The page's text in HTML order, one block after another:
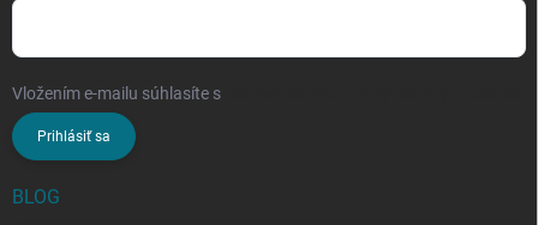
Vložením e-mailu súhlasíte s
Prihlásiť sa
BLOG